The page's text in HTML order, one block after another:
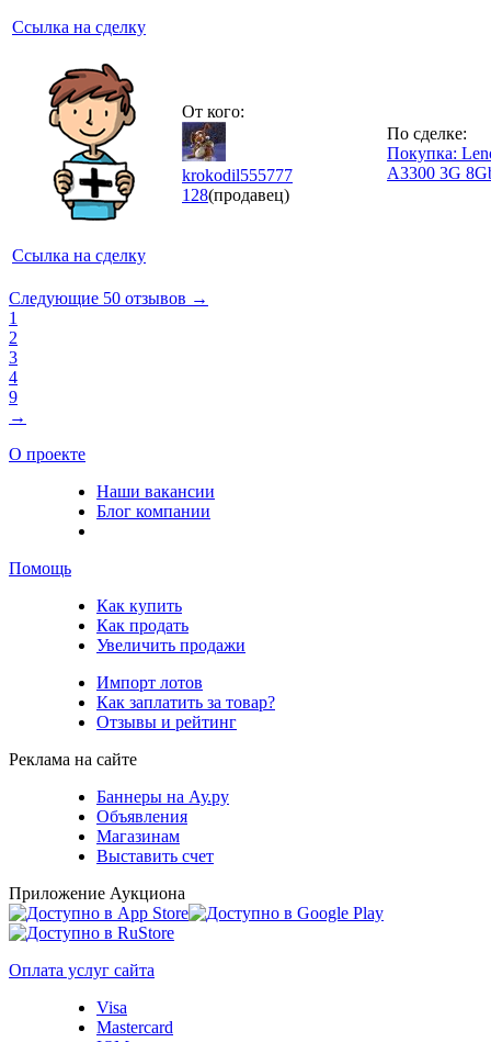
Ссылка на сделку
Ссылка на сделку
От кого:
krokodil555777
128(продавец)
По сделке:
Покупка:
A3300 3G
Следующие 50 отзывов →
1
2
3
4
9
→
О проекте
Наши вакансии
Блог компании
Помощь
Как купить
Как продать
Увеличить продажи
Импорт лотов
Как заплатить за товар?
Отзывы и рейтинг
Реклама на сайте
Баннеры на Ау.ру
Объявления
Магазинам
Выставить счет
Приложение Аукциона
Оплата услуг сайта
Visa
Mastercard